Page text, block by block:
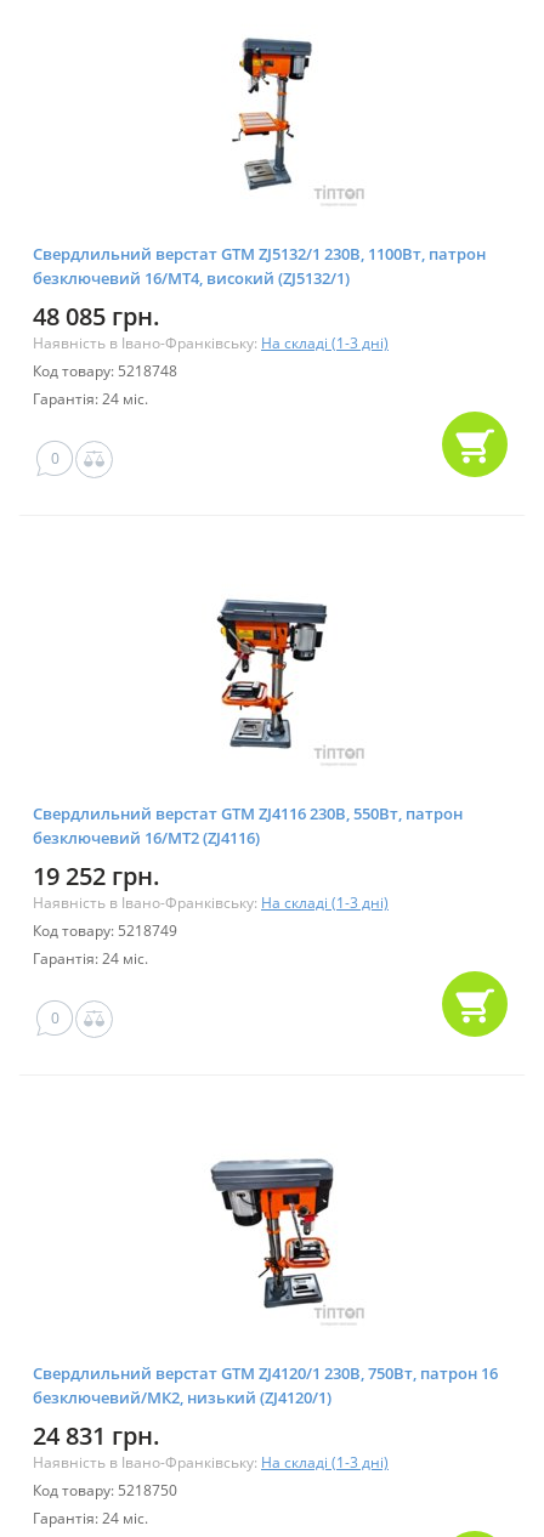
Свердлильний верстат GTM ZJ5132/1 230В, 1100Вт, патрон
безключевий 16/МТ4, високий (ZJ5132/1)
48 085 грн.
Наявність в Івано-Франківську: На складі (1-3 дні)
Код товару: 5218748
Гарантія: 24 міс.
0
Свердлильний верстат GTM ZJ4116 230В, 550Вт, патрон
безключевий 16/МТ2 (ZJ4116)
19 252 грн.
Наявність в Івано-Франківську: На складі (1-3 дні)
Код товару: 5218749
Гарантія: 24 міс.
0
Свердлильний верстат GTM ZJ4120/1 230В, 750Вт, патрон 16
безключевий/МК2, низький (ZJ4120/1)
24 831 грн.
Наявність в Івано-Франківську: На складі (1-3 дні)
Код товару: 5218750
Гарантія: 24 міс.